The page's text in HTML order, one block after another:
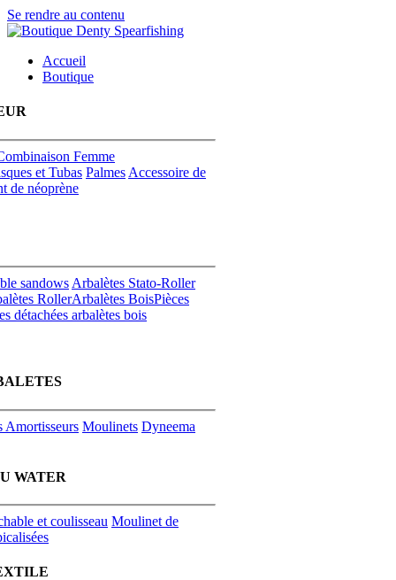
Se rendre au contenu
Accueil
Boutique
Femme
et Tubas Palmes Accessoire de
de néoprène
sandows Arbalètes Stato-Roller
RollerArbalètes BoisPièces
détachées arbalètes bois
Amortisseurs Moulinets Dyneema
WATER
et coulisseau Moulinet de